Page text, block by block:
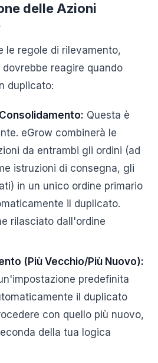
delle Azioni
le regole di rilevamento,
reagire quando
duplicato:
Questa è
eGrow combinerà le
da entrambi gli ordini (ad
istruzioni di consegna, gli
in un unico ordine primario
il duplicato.
rilasciato dall'ordine
(Più Vecchio/Più Nuovo):
predefinita
il duplicato
con quello più nuovo,
della tua logica